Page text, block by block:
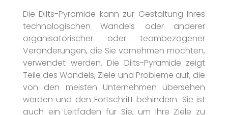
Die Dilts-Pyramide kann zur Gestaltung Ihres
technologischen Wandels oder anderer
organisatorischer oder teambezogener
Veränderungen, die Sie vornehmen möchten,
verwendet werden. Die Dilts-Pyramide zeigt
Teile des Wandels, Ziele und Probleme auf, die
von den meisten Unternehmen übersehen
werden und den Fortschritt behindern. Sie ist
auch ein Leitfaden für Sie, um Ihre Ziele zu